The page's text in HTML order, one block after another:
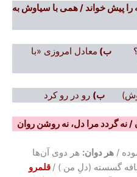
را پیش خواند / همی با سیاوش به
ب) معادل امروزی «با
ب) رو در رو کرد
/ هر دوان: هر دوی آن‌ها
گسسته (دلِ من ) / قلمرو